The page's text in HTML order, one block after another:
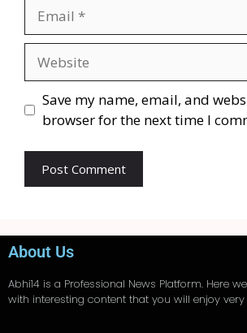
Save my name, email, and
browser for the next time I
About Us
Abhi14 is a Professional News Platform. Here
with interesting content that you will enjoy